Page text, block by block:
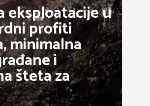
eksploatacije u
profiti
minimalna
i
šteta za